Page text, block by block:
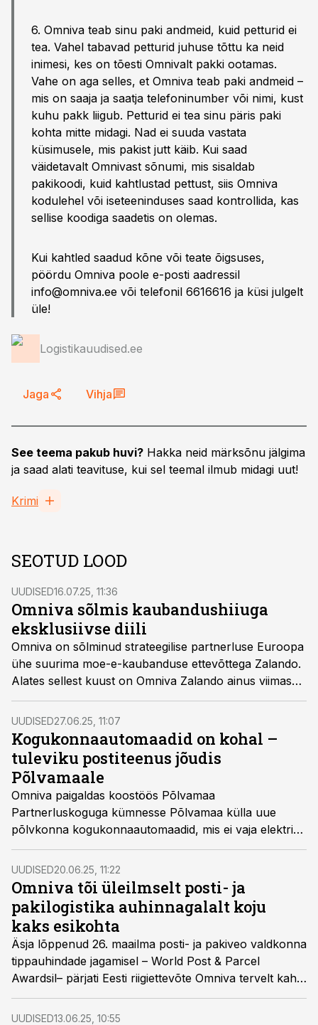
6. Omniva teab sinu paki andmeid, kuid petturid ei
tea. Vahel tabavad petturid juhuse tõttu ka neid
inimesi, kes on tõesti Omnivalt pakki ootamas.
Vahe on aga selles, et Omniva teab paki andmeid –
mis on saaja ja saatja telefoninumber või nimi, kust
kuhu pakk liigub. Petturid ei tea sinu päris paki
kohta mitte midagi. Nad ei suuda vastata
küsimusele, mis pakist jutt käib. Kui saad
väidetavalt Omnivast sõnumi, mis sisaldab
pakikoodi, kuid kahtlustad pettust, siis Omniva
kodulehel või iseteeninduses saad kontrollida, kas
sellise koodiga saadetis on olemas.
Kui kahtled saadud kõne või teate õigsuses,
pöördu Omniva poole e-posti aadressil
info@omniva.ee või telefonil 6616616 ja küsi julgelt
üle!
Logistikauudised.ee
Jaga Vihja
See teema pakub huvi? Hakka neid märksõnu jälgima
ja saad alati teavituse, kui sel teemal ilmub midagi uut!
Krimi
SEOTUD LOOD
UUDISED16.07.25, 11:36
Omniva sõlmis kaubandushiiuga
eksklusiivse diili
Omniva on sõlminud strateegilise partnerluse Euroopa
ühe suurima moe-e-kaubanduse ettevõttega Zalando.
Alates sellest kuust on Omniva Zalando ainus viimase
miili tarnepartner Eestis, Lätis ja Leedus, teenindades
kogu piirkonna tellimusi oma ulatusliku pakiautomaadi-
ja kullerivõrgustiku kaudu.
UUDISED27.06.25, 11:07
Kogukonnaautomaadid on kohal –
tuleviku postiteenus jõudis
Põlvamaale
Omniva paigaldas koostöös Põlvamaa
Partnerluskoguga kümnesse Põlvamaa külla uue
põlvkonna kogukonnaautomaadid, mis ei vaja elektri-
ega internetiühendust ning mida saavad soovi korral
kasutada kõik kohalikud inimesed ja pakifirmad. Sügisel
alustab Omniva kogu Eestit katva
kogukonnaautomaatide võrgustiku rajamist.
UUDISED20.06.25, 11:22
Omniva tõi üleilmselt posti- ja
pakilogistika auhinnagalalt koju
kaks esikohta
Äsja lõppenud 26. maailma posti- ja pakiveo valdkonna
tippauhindade jagamisel – World Post & Parcel
Awardsil– pärjati Eesti riigiettevõte Omniva tervelt kahe
üleilmse tunnustusega.
UUDISED13.06.25, 10:55